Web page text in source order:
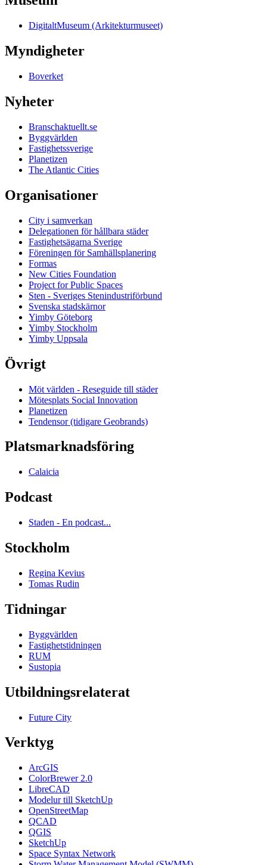
DigitaltMuseum (Arkitekturmuseet)
Myndigheter
Boverket
Nyheter
Branschaktuellt.se
Byggvärlden
Fastighetssverige
Planetizen
The Atlantic Cities
Organisationer
City i samverkan
Delegationen för hållbara städer
Fastighetsägarna Sverige
Föreningen för Samhällsplanering
Formas
New Cities Foundation
Project for Public Spaces
Sten - Sveriges Stenindustriförbund
Svenska stadskärnor
Yimby Göteborg
Yimby Stockholm
Yimby Uppsala
Övrigt
Möt världen - Reseguide till städer
Mötesplats Social Innovation
Planetizen
Tendensor (tidigare Geobrands)
Platsmarknadsföring
Calaicia
Podcast
Staden - En podcast...
Stockholm
Regina Kevius
Tomas Rudin
Tidningar
Byggvärlden
Fastighetstidningen
RUM
Sustopia
Utbildningsrelaterat
Future City
Verktyg
ArcGIS
ColorBrewer 2.0
LibreCAD
Modelur till SketchUp
OpenStreetMap
QCAD
QGIS
SketchUp
Space Syntax Network